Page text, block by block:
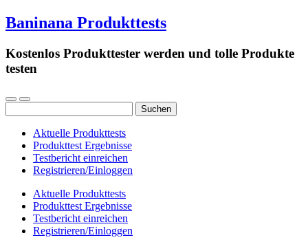
Baninana Produkttests
Kostenlos Produkttester werden und tolle Produkte
testen
nach:
Aktuelle Produkttests
Produkttest Ergebnisse
Testbericht einreichen
Registrieren/Einloggen
Aktuelle Produkttests
Produkttest Ergebnisse
Testbericht einreichen
Registrieren/Einloggen